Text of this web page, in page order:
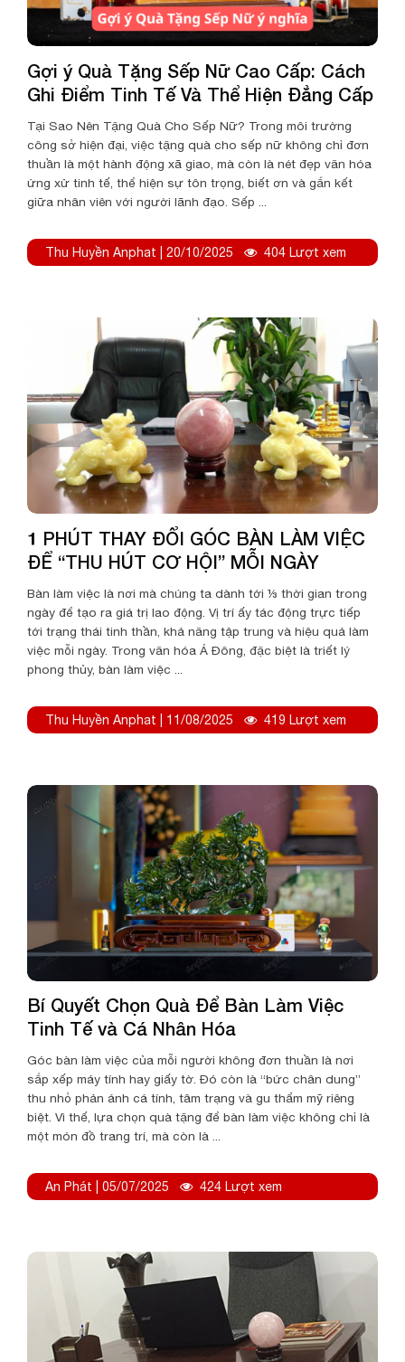
Gợi ý Quà Tặng Sếp Nữ Cao Cấp: Cách
Ghi Điểm Tinh Tế Và Thể Hiện Đẳng Cấp
Tại Sao Nên Tặng Quà Cho Sếp Nữ? Trong môi trường
công sở hiện đại, việc tặng quà cho sếp nữ không chỉ đơn
thuần là một hành động xã giao, mà còn là nét đẹp văn hóa
ứng xử tinh tế, thể hiện sự tôn trọng, biết ơn và gắn kết
giữa nhân viên với người lãnh đạo. Sếp ...
Thu Huyền Anphat | 20/10/2025 404 Lượt xem
1 PHÚT THAY ĐỔI GÓC BÀN LÀM VIỆC
ĐỂ “THU HÚT CƠ HỘI” MỖI NGÀY
Bàn làm việc là nơi mà chúng ta dành tới ⅓ thời gian trong
ngày để tạo ra giá trị lao động. Vị trí ấy tác động trực tiếp
tới trạng thái tinh thần, khả năng tập trung và hiệu quả làm
việc mỗi ngày. Trong văn hóa Á Đông, đặc biệt là triết lý
phong thủy, bàn làm việc ...
Thu Huyền Anphat | 11/08/2025 419 Lượt xem
Bí Quyết Chọn Quà Để Bàn Làm Việc
Tinh Tế và Cá Nhân Hóa
Góc bàn làm việc của mỗi người không đơn thuần là nơi
sắp xếp máy tính hay giấy tờ. Đó còn là “bức chân dung”
thu nhỏ phản ánh cá tính, tâm trạng và gu thẩm mỹ riêng
biệt. Vì thế, lựa chọn quà tặng để bàn làm việc không chỉ là
một món đồ trang trí, mà còn là ...
An Phát | 05/07/2025 424 Lượt xem